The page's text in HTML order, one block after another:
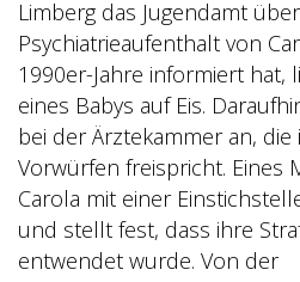
Limberg das Jugendamt
Psychiatrieaufenthalt von
1990er-Jahre informiert hat,
eines Babys auf Eis.
bei der Ärztekammer an,
Vorwürfen freispricht. Eines
Carola mit einer
und stellt fest, dass ihre
entwendet wurde. Von der